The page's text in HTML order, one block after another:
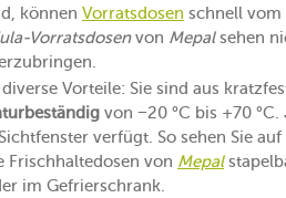
können Vorratsdosen schnell vom
Vorratsdosenvon Mepalsehen
Vorteile: Sie sind aus
von −20 °C bis +70 °C.
verfügt. So sehen Sie
Frischhaltedosen von Mepal
im Gefrierschrank.